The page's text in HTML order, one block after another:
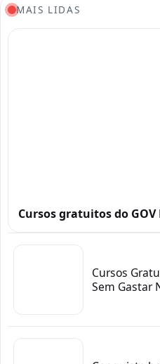
MAIS LIDAS
Cursos gratuitos do GOV
Cursos
Sem Gastar